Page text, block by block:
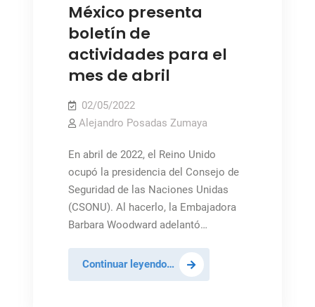
México presenta
boletín de
actividades para el
mes de abril
02/05/2022
Alejandro Posadas Zumaya
En abril de 2022, el Reino Unido
ocupó la presidencia del Consejo de
Seguridad de las Naciones Unidas
(CSONU). Al hacerlo, la Embajadora
Barbara Woodward adelantó…
Continuar leyendo…México
presenta